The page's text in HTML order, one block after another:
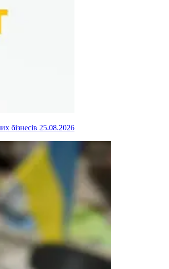
бізнесів 25.08.2026